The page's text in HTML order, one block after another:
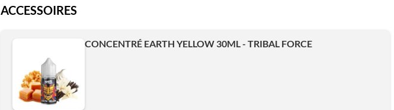
ACCESSOIRES
CONCENTRÉ EARTH YELLOW 30ML - TRIBAL FORCE